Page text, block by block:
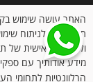
תפעוליים, לניתוח
ולהתאמה אישית של
מידע אודותיך עם
הרלוונטיות לתחומי